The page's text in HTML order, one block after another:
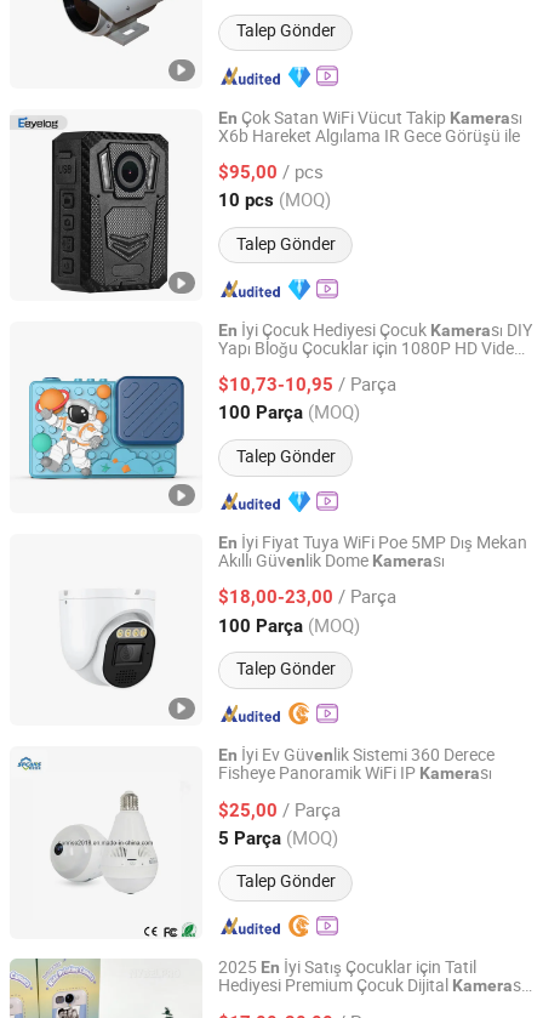
Talep Gönder
En Çok Satan WiFi Vücut Takip Kamerası
X6b Hareket Algılama IR Gece Görüşü ile
$95,00 / pcs
10 pcs (MOQ)
Talep Gönder
Shenzhen Eeyelog Technology Co., Ltd.
Guangdong, China Fiyat 2023
En İyi Çocuk Hediyesi Çocuk Kamerası DIY
Yapı Bloğu Çocuklar için 1080P HD Video
$10,73-10,95 / Parça
100 Parça (MOQ)
Talep Gönder
Dazec Electronic Co., Ltd
Guangdong, China Fiyat 2022
En İyi Fiyat Tuya WiFi Poe 5MP Dış Mekan
Akıllı Güvenlik Dome Kamerası
$18,00-23,00 / Parça
100 Parça (MOQ)
Talep Gönder
Zhongshan Sunhigh Electronic Product Manufacture Co.,
Guangdong, China Fiyat 2021
En İyi Ev Güvenlik Sistemi 360 Derece
Fisheye Panoramik WiFi IP Kamerası
$25,00 / Parça
5 Parça (MOQ)
Talep Gönder
Sunrise Security Technology Co., Ltd.
Guangdong, China Fiyat 2018
2025 En İyi Satış Çocuklar için Tatil
Hediyesi Premium Çocuk Dijital Kamerası
Juhuaxin(Foshan)Electronics Co. Ltd.